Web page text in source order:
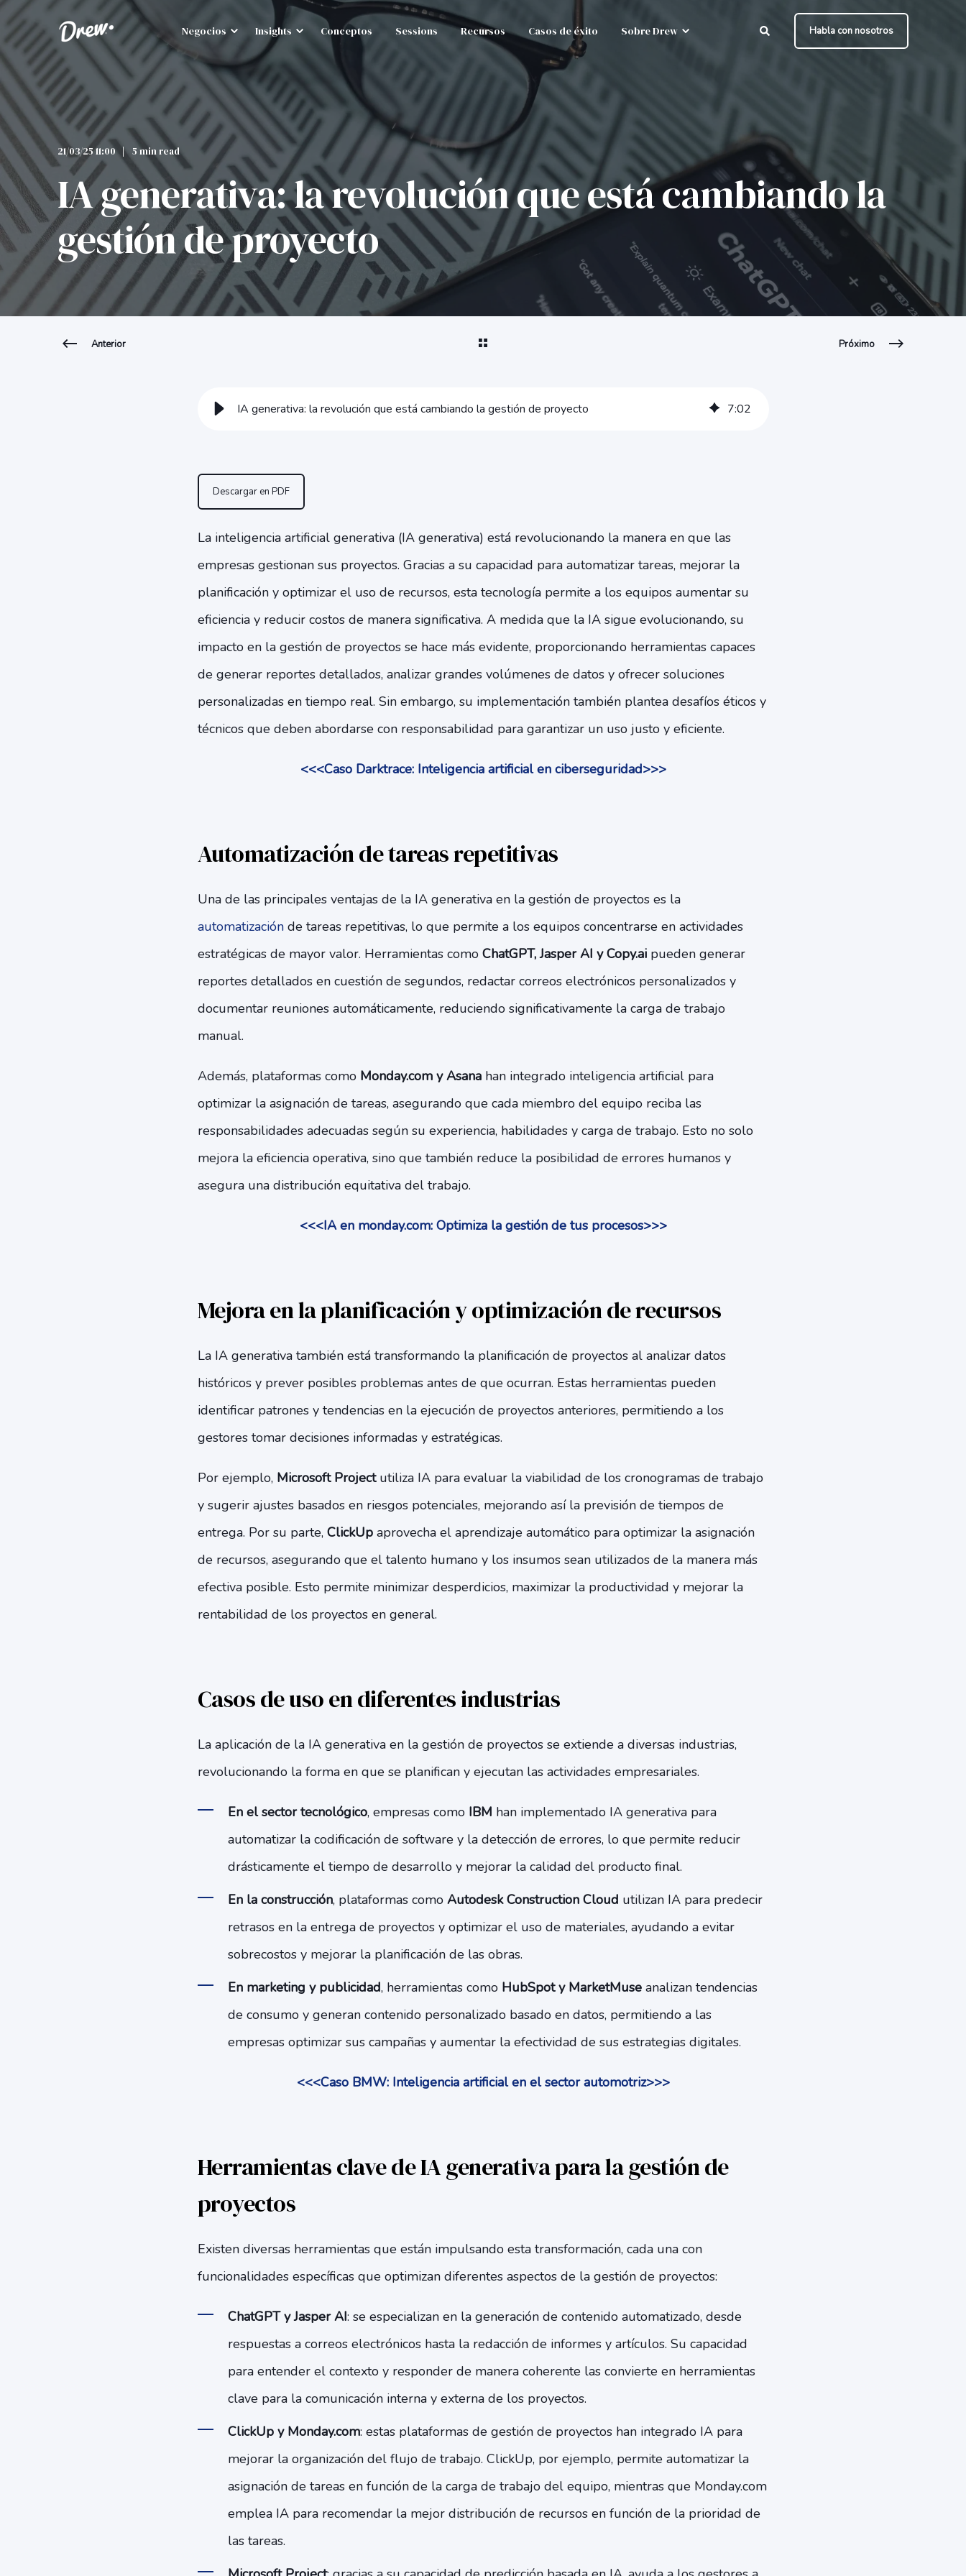
Negocios Insights Conceptos Sessions Recursos Casos de éxito Sobre Drew Habla con nosotros
21/03/25 11:00 5 min read
IA generativa: la revolución que está cambiando la
gestión de proyecto
Anterior Próximo
IA generativa: la revolución que está cambiando la gestión de proyecto 7:02
Descargar en PDF
La inteligencia artificial generativa (IA generativa) está revolucionando la manera en que las
empresas gestionan sus proyectos. Gracias a su capacidad para automatizar tareas, mejorar la
planificación y optimizar el uso de recursos, esta tecnología permite a los equipos aumentar su
eficiencia y reducir costos de manera significativa. A medida que la IA sigue evolucionando, su
impacto en la gestión de proyectos se hace más evidente, proporcionando herramientas capaces
de generar reportes detallados, analizar grandes volúmenes de datos y ofrecer soluciones
personalizadas en tiempo real. Sin embargo, su implementación también plantea desafíos éticos y
técnicos que deben abordarse con responsabilidad para garantizar un uso justo y eficiente.
<<<Caso Darktrace: Inteligencia artificial en ciberseguridad>>>
Automatización de tareas repetitivas
Una de las principales ventajas de la IA generativa en la gestión de proyectos es la
automatizaciónde tareas repetitivas, lo que permite a los equipos concentrarse en actividades
estratégicas de mayor valor. Herramientas como ChatGPT, Jasper AI y Copy.aipueden generar
reportes detallados en cuestión de segundos, redactar correos electrónicos personalizados y
documentar reuniones automáticamente, reduciendo significativamente la carga de trabajo
manual.
Además, plataformas como Monday.com y Asanahan integrado inteligencia artificial para
optimizar la asignación de tareas, asegurando que cada miembro del equipo reciba las
responsabilidades adecuadas según su experiencia, habilidades y carga de trabajo. Esto no solo
mejora la eficiencia operativa, sino que también reduce la posibilidad de errores humanos y
asegura una distribución equitativa del trabajo.
<<<IA en monday.com: Optimiza la gestión de tus procesos>>>
Mejora en la planificación y optimización de recursos
La IA generativa también está transformando la planificación de proyectos al analizar datos
históricos y prever posibles problemas antes de que ocurran. Estas herramientas pueden
identificar patrones y tendencias en la ejecución de proyectos anteriores, permitiendo a los
gestores tomar decisiones informadas y estratégicas.
Por ejemplo, Microsoft Projectutiliza IA para evaluar la viabilidad de los cronogramas de trabajo
y sugerir ajustes basados en riesgos potenciales, mejorando así la previsión de tiempos de
entrega. Por su parte, ClickUpaprovecha el aprendizaje automático para optimizar la asignación
de recursos, asegurando que el talento humano y los insumos sean utilizados de la manera más
efectiva posible. Esto permite minimizar desperdicios, maximizar la productividad y mejorar la
rentabilidad de los proyectos en general.
Casos de uso en diferentes industrias
La aplicación de la IA generativa en la gestión de proyectos se extiende a diversas industrias,
revolucionando la forma en que se planifican y ejecutan las actividades empresariales.
En el sector tecnológico, empresas como IBM han implementado IA generativa para
automatizar la codificación de software y la detección de errores, lo que permite reducir
drásticamente el tiempo de desarrollo y mejorar la calidad del producto final.
En la construcción, plataformas como Autodesk Construction Cloud utilizan IA para predecir
retrasos en la entrega de proyectos y optimizar el uso de materiales, ayudando a evitar
sobrecostos y mejorar la planificación de las obras.
En marketing y publicidad, herramientas como HubSpot y MarketMuseanalizan tendencias
de consumo y generan contenido personalizado basado en datos, permitiendo a las
empresas optimizar sus campañas y aumentar la efectividad de sus estrategias digitales.
<<<Caso BMW: Inteligencia artificial en el sector automotriz>>>
Herramientas clave de IA generativa para la gestión de
proyectos
Existen diversas herramientas que están impulsando esta transformación, cada una con
funcionalidades específicas que optimizan diferentes aspectos de la gestión de proyectos:
ChatGPT y Jasper AI: se especializan en la generación de contenido automatizado, desde
respuestas a correos electrónicos hasta la redacción de informes y artículos. Su capacidad
para entender el contexto y responder de manera coherente las convierte en herramientas
clave para la comunicación interna y externa de los proyectos.
ClickUp y Monday.com: estas plataformas de gestión de proyectos han integrado IA para
mejorar la organización del flujo de trabajo. ClickUp, por ejemplo, permite automatizar la
asignación de tareas en función de la carga de trabajo del equipo, mientras que Monday.com
emplea IA para recomendar la mejor distribución de recursos en función de la prioridad de
las tareas.